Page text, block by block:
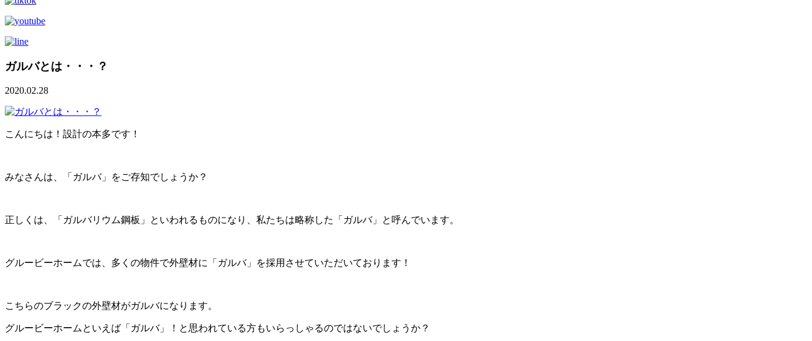
ガルバとは・・・？
2020.02.28
こんにちは！設計の本多です！
みなさんは、「ガルバ」をご存知でしょうか？
正しくは、「ガルバリウム鋼板」といわれるものになり、私たちは略称した「ガルバ」と呼んでいます。
グルービーホームでは、多くの物件で外壁材に「ガルバ」を採用させていただいております！
こちらのブラックの外壁材がガルバになります。
グルービーホームといえば「ガルバ」！と思われている方もいらっしゃるのではないでしょうか？